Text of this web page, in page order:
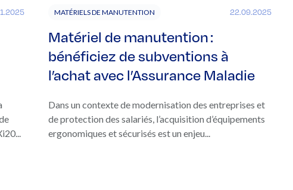
MATÉRIELS DE MANUTENTION 22.09.2025
Matériel de manutention :
bénéficiez de subventions à
l’achat avec l’Assurance Maladie
Dans un contexte de modernisation des entreprises et
de protection des salariés, l’acquisition d’équipements
ergonomiques et sécurisés est un enjeu...